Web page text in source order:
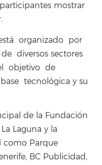
mostrar
organizado por
diversos sectores
objetivo de
tecnológica y su
de la Fundación
Laguna y la
como Parque
BC Publicidad,